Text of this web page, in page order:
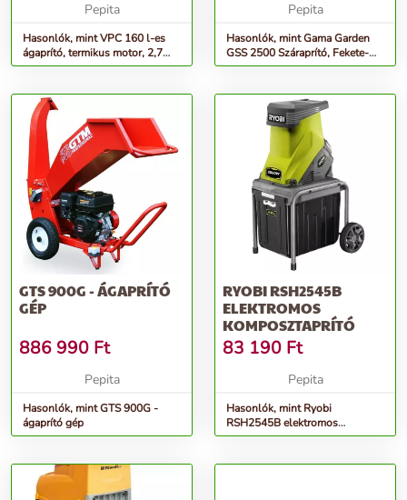
Pepita
Hasonlók, mint VPC 160 l-es
ágaprító, termikus motor, 2,7
kW, 3600 ford./perc, 1...
Pepita
Hasonlók, mint Gama Garden
GSS 2500 Száraprító, Fekete-
Piros
GTS 900G - ÁGAPRÍTÓ
GÉP
886 990 Ft
Pepita
Hasonlók, mint GTS 900G -
ágaprító gép
RYOBI RSH2545B
ELEKTROMOS
KOMPOSZTAPRÍTÓ
83 190 Ft
Pepita
Hasonlók, mint Ryobi
RSH2545B elektromos
komposztaprító